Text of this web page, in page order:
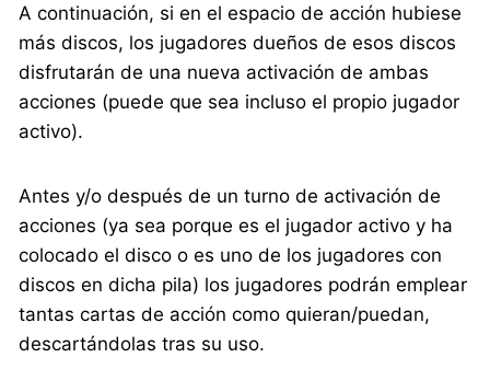
A continuación, si en el espacio de acción hubiese
más discos, los jugadores dueños de esos discos
disfrutarán de una nueva activación de ambas
acciones (puede que sea incluso el propio jugador
activo).
Antes y/o después de un turno de activación de
acciones (ya sea porque es el jugador activo y ha
colocado el disco o es uno de los jugadores con
discos en dicha pila) los jugadores podrán emplear
tantas cartas de acción como quieran/puedan,
descartándolas tras su uso.